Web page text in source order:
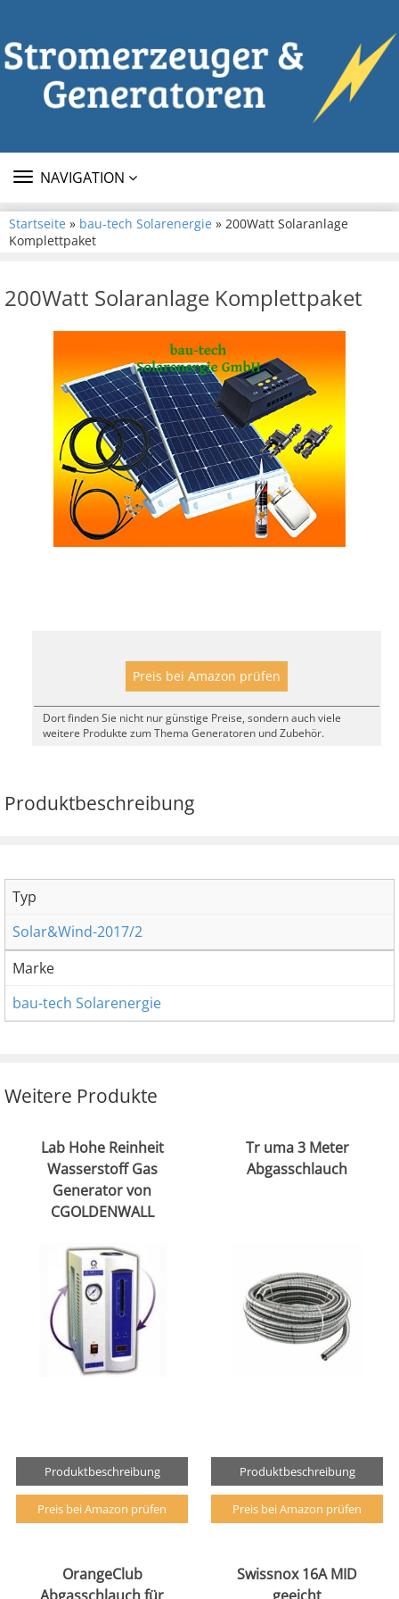
TOGGLE
NAVIGATION
Startseite » bau-tech Solarenergie » 200Watt Solaranlage
Komplettpaket
200Watt Solaranlage Komplettpaket
Preis bei Amazon prüfen
Dort finden Sie nicht nur günstige Preise, sondern auch viele
weitere Produkte zum Thema Generatoren und Zubehör.
Produktbeschreibung
Typ
Solar&Wind-2017/2
Marke
bau-tech Solarenergie
Weitere Produkte
Lab Hohe Reinheit
Wasserstoff Gas
Generator von
CGOLDENWALL
Produktbeschreibung
Preis bei Amazon prüfen
Tr uma 3 Meter
Abgasschlauch
Produktbeschreibung
Preis bei Amazon prüfen
OrangeClub
Swissnox 16A MID